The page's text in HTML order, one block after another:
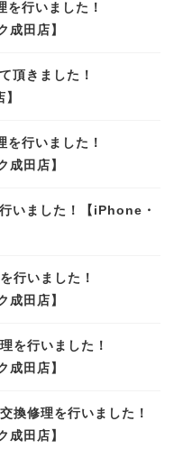
行いました！
成田店】
頂きました！
行いました！
成田店】
いました！【iPhone・
行いました！
成田店】
を行いました！
成田店】
換修理を行いました！
成田店】